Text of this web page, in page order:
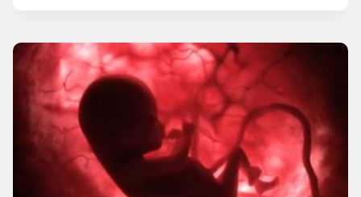
A
CSALÁDOT
ÉRINTŐ
NÉPSZAVAZÁSRÓL